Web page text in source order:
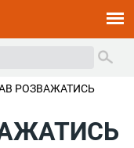
РОЗВАЖАТИСЬ